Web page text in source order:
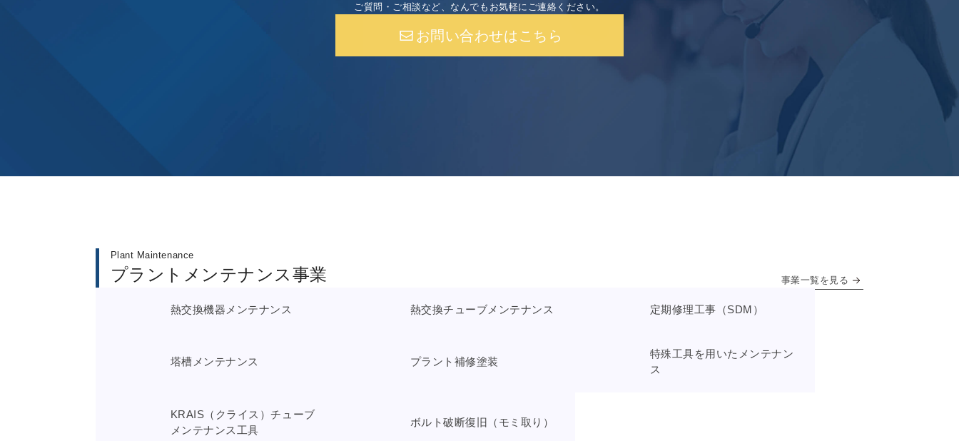
ご質問・ご相談など、なんでもお気軽にご連絡ください。
お問い合わせはこちら
Plant Maintenance
プラントメンテナンス事業 事業一覧を見る
熱交換機器メンテナンス 熱交換チューブメンテナンス 定期修理工事（SDM）
塔槽メンテナンス プラント補修塗装
特殊工具を用いたメンテナン
ス
KRAIS（クライス）チューブ
メンテナンス工具
ボルト破断復旧（モミ取り）